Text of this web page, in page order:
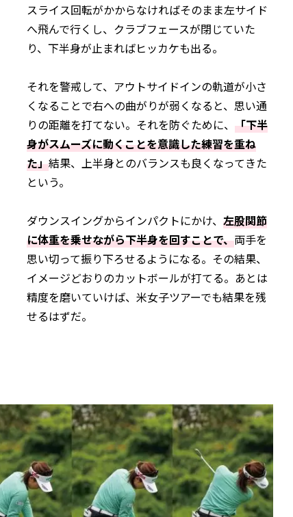
スライス回転がかからなければそのまま左サイド
へ飛んで行くし、クラブフェースが閉じていた
り、下半身が止まればヒッカケも出る。
それを警戒して、アウトサイドインの軌道が小さ
くなることで右への曲がりが弱くなると、思い通
りの距離を打てない。それを防ぐために、 「下半
身がスムーズに動くことを意識した練習を重ね
た」結果、上半身とのバランスも良くなってきた
という。
ダウンスイングからインパクトにかけ、 左股関節
に体重を乗せながら下半身を回すことで、両手を
思い切って振り下ろせるようになる。その結果、
イメージどおりのカットボールが打てる。あとは
精度を磨いていけば、米女子ツアーでも結果を残
せるはずだ。